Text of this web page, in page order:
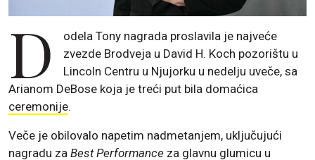
D
odela Tony nagrada proslavila je najveće
zvezde Brodveja u David H. Koch pozorištu u
Lincoln Centru u Njujorku u nedelju uveče, sa
Arianom DeBose koja je treći put bila domaćica
ceremonije.
Veče je obilovalo napetim nadmetanjem, uključujući
nagradu za Best Performance za glavnu glumicu u